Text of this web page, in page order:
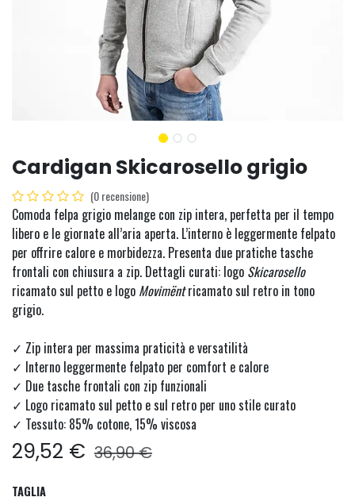
Cardigan Skicarosello grigio
(0 recensione)
Comoda felpa grigio melange con zip intera, perfetta per il tempo
libero e le giornate all’aria aperta. L’interno è leggermente felpato
per offrire calore e morbidezza. Presenta due pratiche tasche
frontali con chiusura a zip. Dettagli curati: logo Skicarosello
ricamato sul petto e logo Movimëntricamato sul retro in tono
grigio.
✓ Zip intera per massima praticità e versatilità
✓ Interno leggermente felpato per comfort e calore
✓ Due tasche frontali con zip funzionali
✓ Logo ricamato sul petto e sul retro per uno stile curato
✓ Tessuto: 85% cotone, 15% viscosa
29,52 € 36,90€
TAGLIA